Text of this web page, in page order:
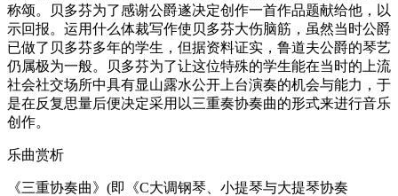
称颂。贝多芬为了感谢公爵遂决定创作一首作品题献给他，以
示回报。运用什么体裁写作使贝多芬大伤脑筋，虽然当时公爵
已做了贝多芬多年的学生，但据资料证实，鲁道夫公爵的琴艺
仍属极为一般。贝多芬为了让这位特殊的学生能在当时的上流
社会社交场所中具有显山露水公开上台演奏的机会与能力，于
是在反复思量后便决定采用以三重奏协奏曲的形式来进行音乐
创作。
乐曲赏析
《三重协奏曲》(即《C大调钢琴、小提琴与大提琴协奏